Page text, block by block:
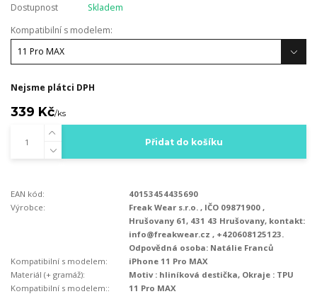
Dostupnost
Skladem
Kompatibilní s modelem:
Nejsme plátci DPH
339 Kč/ks
Přidat do košíku
EAN kód:
40153454435690
Výrobce:
Freak Wear s.r.o. , IČO 09871900 ,
Hrušovany 61, 431 43 Hrušovany, kontakt:
info@freakwear.cz , +420608125123.
Odpovědná osoba: Natálie Franců
Kompatibilní s modelem:
iPhone 11 Pro MAX
Materiál (+ gramáž):
Motiv : hliníková destička, Okraje : TPU
Kompatibilní s modelem::
11 Pro MAX